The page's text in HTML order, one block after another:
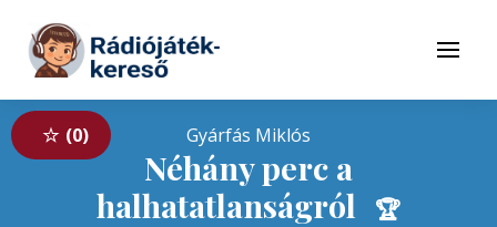
Tovább a tartalomhoz
Menü
0 Gyárfás Miklós
Néhány perc a
halhatatlanságról
🏆